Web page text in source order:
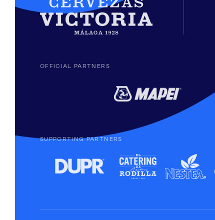
OFFICIAL PARTNERS
SUPPORTING PARTNERS